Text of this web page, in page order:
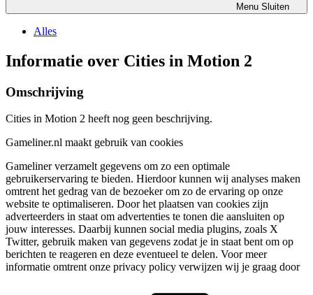
Menu Sluiten
Alles
Informatie over Cities in Motion 2
Omschrijving
Cities in Motion 2 heeft nog geen beschrijving.
Gameliner.nl maakt gebruik van cookies
Gameliner verzamelt gegevens om zo een optimale
gebruikerservaring te bieden. Hierdoor kunnen wij analyses maken
omtrent het gedrag van de bezoeker om zo de ervaring op onze
website te optimaliseren. Door het plaatsen van cookies zijn
adverteerders in staat om advertenties te tonen die aansluiten op
jouw interesses. Daarbij kunnen social media plugins, zoals X
Twitter, gebruik maken van gegevens zodat je in staat bent om op
berichten te reageren en deze eventueel te delen. Voor meer
informatie omtrent onze privacy policy verwijzen wij je graag door